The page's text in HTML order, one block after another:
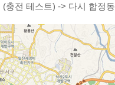
(충전 테스트) -> 다시 합정동